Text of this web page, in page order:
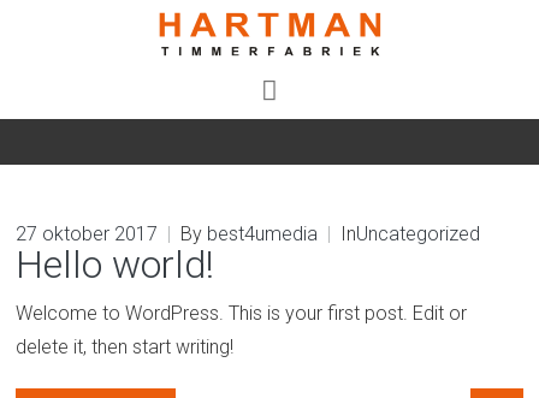
27 oktober 2017 | By best4umedia | InUncategorized
Hello world!
Welcome to WordPress. This is your first post. Edit or
delete it, then start writing!